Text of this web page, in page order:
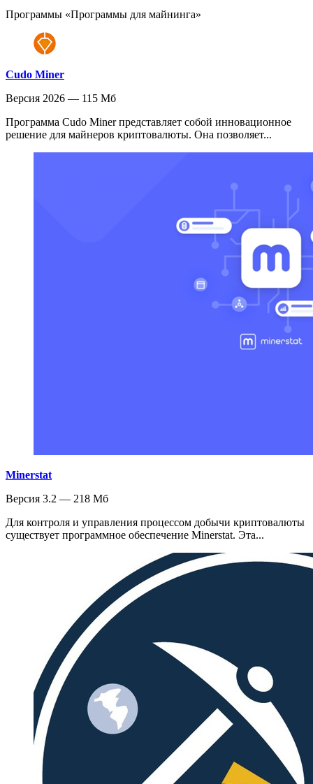
Программы «Программы для майнинга»
Cudo Miner
Версия 2026 — 115 Мб
Программа Cudo Miner представляет собой инновационное
решение для майнеров криптовалюты. Она позволяет...
Minerstat
Версия 3.2 — 218 Мб
Для контроля и управления процессом добычи криптовалюты
существует программное обеспечение Minerstat. Эта...